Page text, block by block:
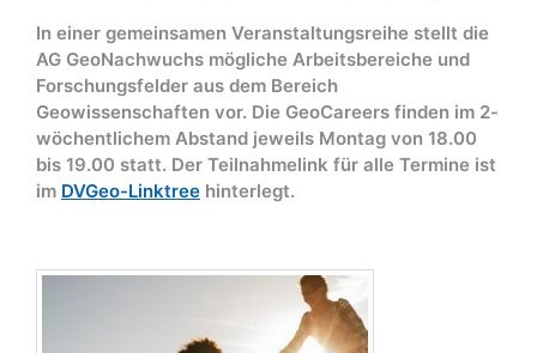
In einer gemeinsamen Veranstaltungsreihe stellt die
AG GeoNachwuchs mögliche Arbeitsbereiche und
Forschungsfelder aus dem Bereich
Geowissenschaften vor. Die GeoCareers finden im 2-
wöchentlichem Abstand jeweils Montag von 18.00
bis 19.00 statt. Der Teilnahmelink für alle Termine ist
im DVGeo-Linktree hinterlegt.